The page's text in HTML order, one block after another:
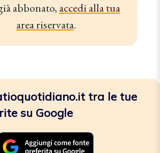
abbonato, accedi alla tua
area riservata.
tra le tue
su Google